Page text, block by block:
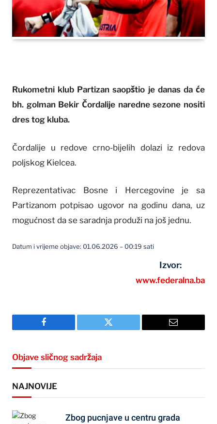
Rukometni klub Partizan saopštio je danas da će
bh. golman Bekir Čordalije naredne sezone nositi
dres tog kluba.
Čordalije u redove crno-bijelih dolazi iz redova
poljskog Kielcea.
Reprezentativac Bosne i Hercegovine je sa
Partizanom potpisao ugovor na godinu dana, uz
mogućnost da se saradnja produži na još jednu.
Datum i vrijeme objave: 01.06.2026 – 00:19 sati
Izvor:
www.federalna.ba
Facebook Twitter Email
Objave sličnog sadržaja
NAJNOVIJE
Zbog pucnjave u centru grada